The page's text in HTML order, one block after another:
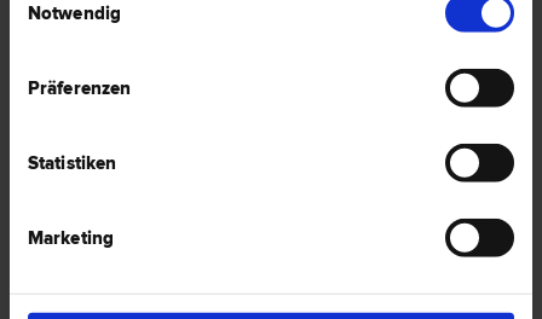
Notwendig
Präferenzen
Statistiken
Marketing
Im konkreten Fall wird analysiert, warum es in der EU nicht erlaubt ist,
gleiche Ehevermögen (das auch die Immobilien beinhaltet)
Entscheidungen treffen.